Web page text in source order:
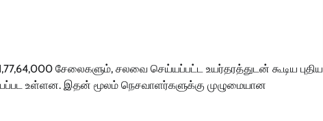
சேலைகளும், சலவை செய்யப்பட்ட உயர்தரத்துடன் கூடிய புதிய
உள்ளன. இதன் மூலம் நெசவாளர்களுக்கு முழுமையான